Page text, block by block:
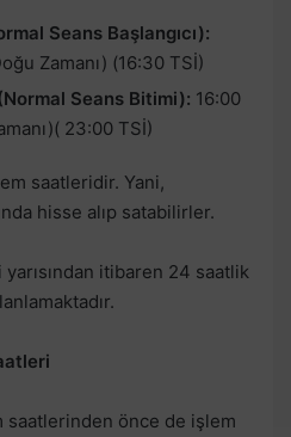
Seans Başlangıcı):
Zamanı) (16:30 TSİ)
Seans Bitimi): 16:00
23:00 TSİ)
saatleridir. Yani,
hisse alıp satabilirler.
yarısından itibaren 24 saatlik
saatlerinden önce de işlem